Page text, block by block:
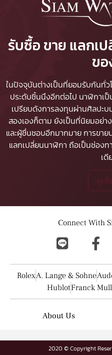
รับซื้อ ขาย แลกเ
ข
ในปัจจุบันต่างเป็นที่ยอมรับกันทั่ว
ประดับชิ้นนึงอีกต่อไป นาฬิกาเ
เปรียบดังการลงทุนผ่านศิลปะ
สองเองก็ตาม ยังเป็นที่นิยมอย่
และผู้ชื่นชอบอีกมากมายการขาย
แลกเปลี่ยนนาฬิกา ถือเป็นช่องท
เดี
ดูเ
Connect With
RolexA. Lange & Sohne
HublotFranck
About Us
2020 © Copyright